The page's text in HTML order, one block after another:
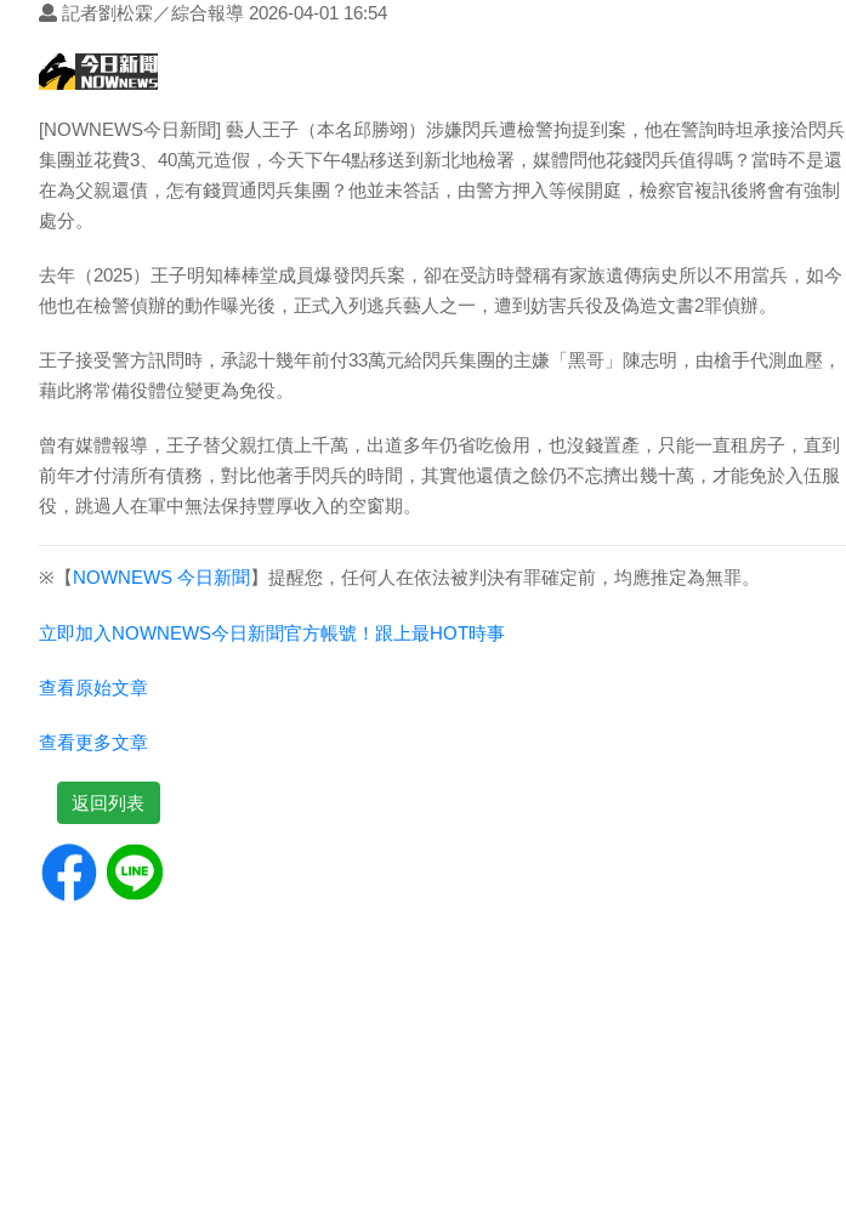
記者劉松霖／綜合報導 2026-04-01 16:54
[NOWNEWS今日新聞] 藝人王子（本名邱勝翊）涉嫌閃兵遭檢警拘提到案，他在警詢時坦承接洽閃兵
集團並花費3、40萬元造假，今天下午4點移送到新北地檢署，媒體問他花錢閃兵值得嗎？當時不是還
在為父親還債，怎有錢買通閃兵集團？他並未答話，由警方押入等候開庭，檢察官複訊後將會有強制
處分。
去年（2025）王子明知棒棒堂成員爆發閃兵案，卻在受訪時聲稱有家族遺傳病史所以不用當兵，如今
他也在檢警偵辦的動作曝光後，正式入列逃兵藝人之一，遭到妨害兵役及偽造文書2罪偵辦。
王子接受警方訊問時，承認十幾年前付33萬元給閃兵集團的主嫌「黑哥」陳志明，由槍手代測血壓，
藉此將常備役體位變更為免役。
曾有媒體報導，王子替父親扛債上千萬，出道多年仍省吃儉用，也沒錢置產，只能一直租房子，直到
前年才付清所有債務，對比他著手閃兵的時間，其實他還債之餘仍不忘擠出幾十萬，才能免於入伍服
役，跳過人在軍中無法保持豐厚收入的空窗期。
※【NOWNEWS 今日新聞】提醒您，任何人在依法被判決有罪確定前，均應推定為無罪。
立即加入NOWNEWS今⽇新聞官⽅帳號！跟上最HOT時事
查看原始文章
查看更多文章
返回列表